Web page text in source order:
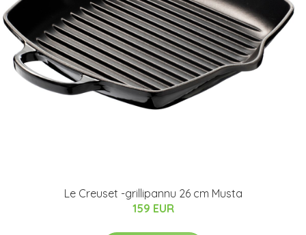
Le Creuset -grillipannu 26 cm Musta
159 EUR